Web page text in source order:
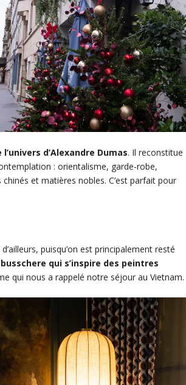
d’Alexandre Dumas. Il reconstitue
: orientalisme, garde-robe,
et matières nobles. C’est parfait pour
puisqu’on est principalement resté
qui s’inspire des peintres
qui nous a rappelé notre séjour au Vietnam.